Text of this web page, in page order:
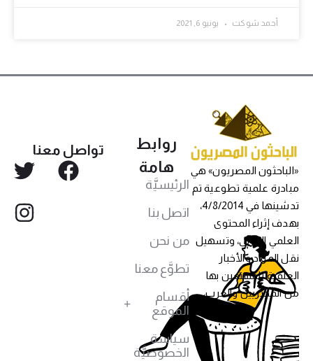
أحمد شوكت يونيو 6, 2021
«الباحثون المصريون» هي
مبادرة علمية تطوعية تم
تدشينها في 4/8/2014،
بهدف إثراء المحتوى
العلمي العربي، وتسهيل
نقل المواد والأخبار
العلمية للمهتمين بها
من المصريين والعرب،
روابط
هامة
الرئيسيَّة
اتصل بنا
من نحن
تطوَّع معنا
أقسام
الموقع
سياسة
الخصوصيَّة
تواصل معنا